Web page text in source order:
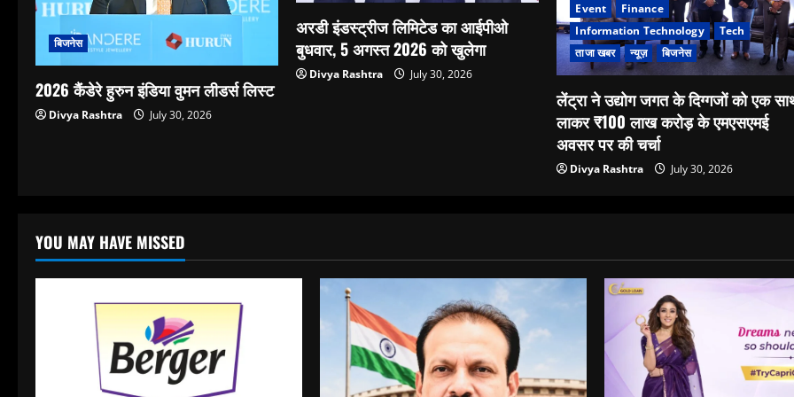
बिजनेस
2026 कैंडेरे हुरुन इंडिया वुमन लीडर्स लिस्ट
Divya Rashtra July 30, 2026
अरडी इंडस्ट्रीज लिमिटेड का आईपीओ
बुधवार, 5 अगस्त 2026 को खुलेगा
Divya Rashtra July 30, 2026
Event
Finance
Information Technology
Tech
ताजा खबर
न्यूज़ बिजनेस
लेंट्रा ने उद्योग जगत के दिग्गजों को एक
लाकर ₹100 लाख करोड़ के एमएसएमई
अवसर पर की चर्चा
Divya Rashtra July 30, 2026
YOU MAY HAVE MISSED